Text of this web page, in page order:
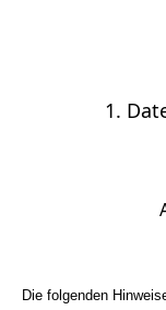
1.
Die folgenden